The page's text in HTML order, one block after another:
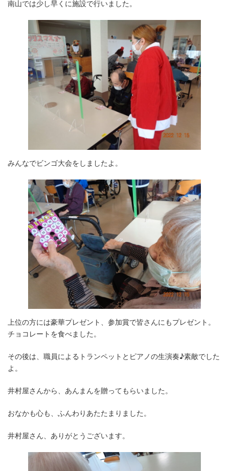
南山では少し早くに施設で行いました。
みんなでビンゴ大会をしましたよ。
上位の方には豪華プレゼント、参加賞で皆さんにもプレゼント。
チョコレートを食べました。
その後は、職員によるトランペットとピアノの生演奏♪素敵でした
よ。
井村屋さんから、あんまんを贈ってもらいました。
おなかも心も、ふんわりあたたまりました。
井村屋さん、ありがとうございます。